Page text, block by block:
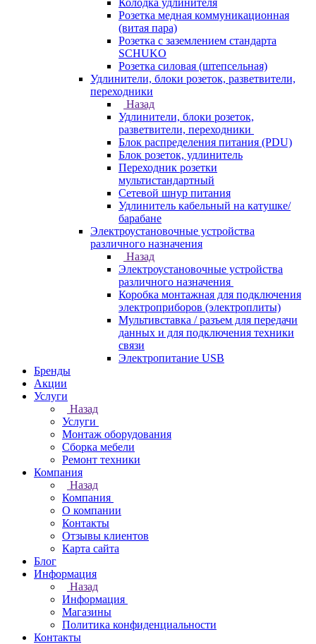
Колодка удлинителя
Розетка медная коммуникационная
(витая пара)
Розетка с заземлением стандарта
SCHUKO
Розетка силовая (штепсельная)
Удлинители, блоки розеток, разветвители,
переходники
Назад
Удлинители, блоки розеток,
разветвители, переходники
Блок распределения питания (PDU)
Блок розеток, удлинитель
Переходник розетки
мультистандартный
Сетевой шнур питания
Удлинитель кабельный на катушке/
барабане
Электроустановочные устройства
различного назначения
Назад
Электроустановочные устройства
различного назначения
Коробка монтажная для подключения
электроприборов (электроплиты)
Мультивставка / разъем для передачи
данных и для подключения техники
связи
Электропитание USB
Бренды
Акции
Услуги
Назад
Услуги
Монтаж оборудования
Сборка мебели
Ремонт техники
Компания
Назад
Компания
О компании
Контакты
Отзывы клиентов
Карта сайта
Блог
Информация
Назад
Информация
Магазины
Политика конфиденциальности
Контакты